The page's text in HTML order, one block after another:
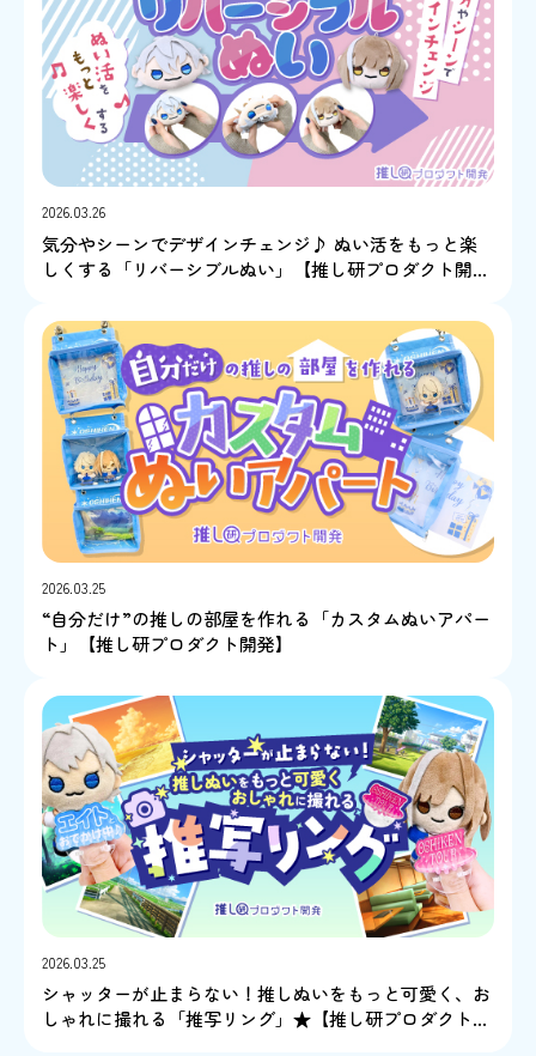
2026.03.26
気分やシーンでデザインチェンジ♪ ぬい活をもっと楽
しくする「リバーシブルぬい」【推し研プロダクト開
2026.03.25
“自分だけ”の推しの部屋を作れる「カスタムぬいアパー
ト」【推し研プロダクト開発】
2026.03.25
シャッターが止まらない！推しぬいをもっと可愛く、お
しゃれに撮れる「推写リング」★【推し研プロダクト開